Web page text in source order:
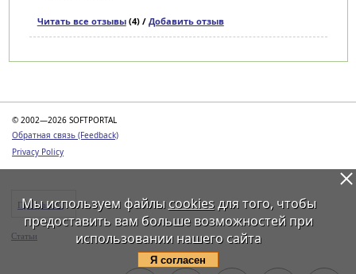
Читать все отзывы(4) / Добавить отзыв
© 2002—2026 SOFTPORTAL
Обратная связь (Feedback)
Privacy Policy
Программы
Статьи
Мы используем файлы cookiesдля того, чтобы
предоставить вам больше возможностей при
использовании нашего сайта